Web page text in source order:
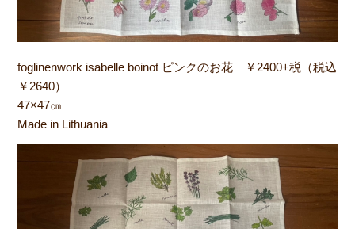
foglinenwork isabelle boinot ピンクのお花 ￥2400+税（税込
￥2640）
47×47㎝
Made in Lithuania